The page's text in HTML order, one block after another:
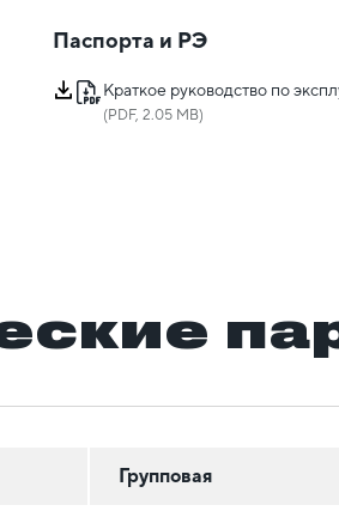
Паспорта и РЭ
Краткое руководство по
(PDF, 2.05 MB)
Групповая